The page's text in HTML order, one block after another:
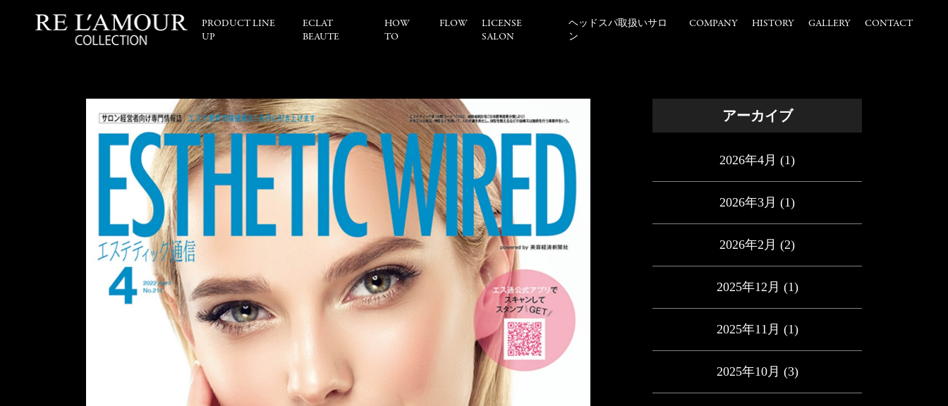
PRODUCT LINE
UP
ECLAT
BEAUTE
HOW
TO
FLOW
LICENSE
SALON
ヘッドスパ取扱いサロ
ン
COMPANY HISTORY GALLERY CONTACT
アーカイブ
2026年4月 (1)
2026年3月 (1)
2026年2月 (2)
2025年12月 (1)
2025年11月 (1)
2025年10月 (3)